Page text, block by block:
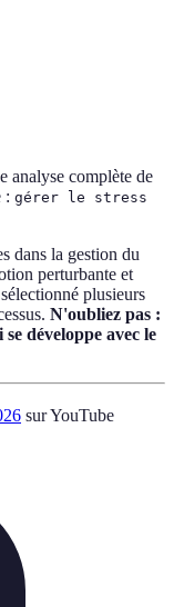
analyse complète de
: gérer le stress
dans la gestion du
perturbante et
plusieurs
N'oubliez pas :
développe avec le
sur YouTube